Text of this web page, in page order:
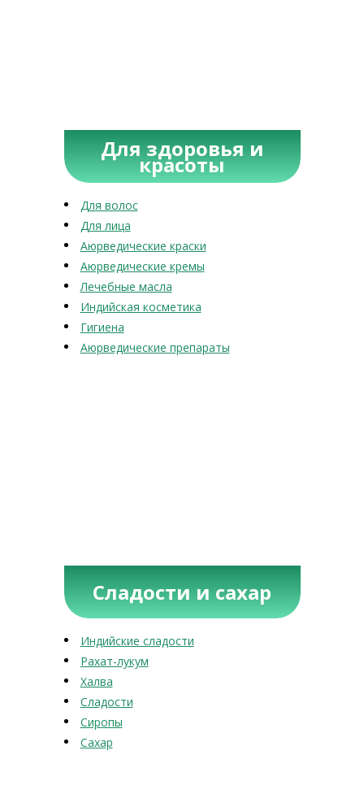
Для здоровья и
красоты
Для волос
Для лица
Аюрведические краски
Аюрведические кремы
Лечебные масла
Индийская косметика
Гигиена
Аюрведические препараты
Сладости и сахар
Индийские сладости
Рахат-лукум
Халва
Сладости
Сиропы
Сахар